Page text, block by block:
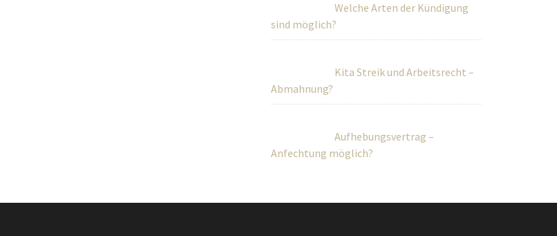
sind möglich?
Anfechtung möglich?